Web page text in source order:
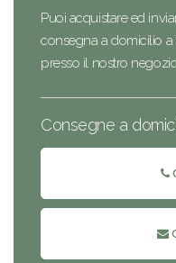
Puoi acquistare ed
consegna a domicilio
presso il nostro
Consegne a